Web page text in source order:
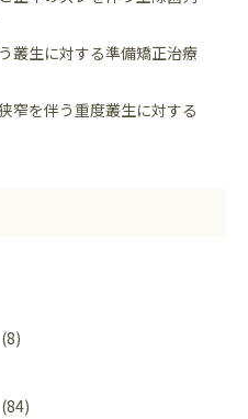
生に対する準備矯正治療
を伴う重度叢生に対する